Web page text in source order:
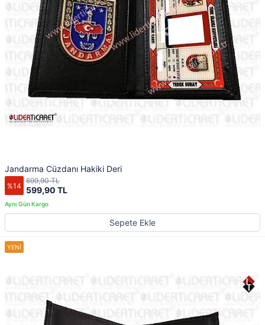
Jandarma Cüzdanı Hakiki Deri
%14 599,90 TL
699,90 TL
Sepete Ekle